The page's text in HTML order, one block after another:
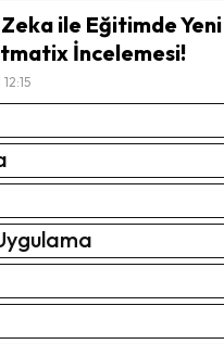
ile Eğitimde Yeni
İncelemesi!